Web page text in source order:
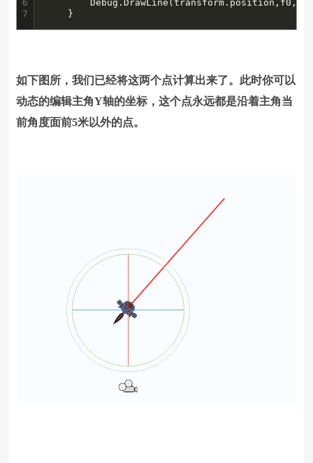
6
7
		Debug.DrawLine(transform.position,f0,Color.red);
	}
如下图所，我们已经将这两个点计算出来了。此时你可以
动态的编辑主角Y轴的坐标，这个点永远都是沿着主角当
前角度面前5米以外的点。